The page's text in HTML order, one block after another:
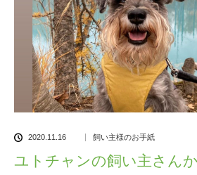
2020.11.16 飼い主様のお手紙
ユトチャンの飼い主さん